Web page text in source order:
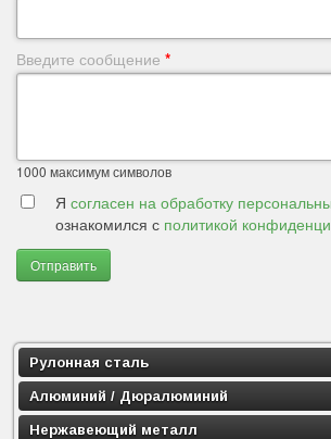
Введите сообщение *
1000 максимум символов
Я согласен на обработку
ознакомился с политикой
Отправить
Рулонная сталь
Алюминий / Дюралюминий
Нержавеющий металл